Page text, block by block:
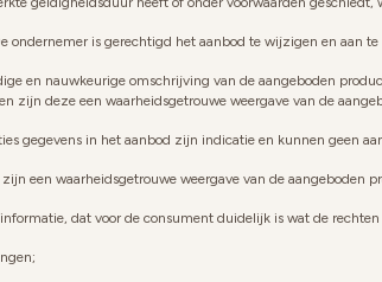
ondernemer is gerechtigd het aanbod te wijzigen en aan te
en nauwkeurige omschrijving van de aangeboden
zijn deze een waarheidsgetrouwe weergave van de
gegevens in het aanbod zijn indicatie en kunnen geen
een waarheidsgetrouwe weergave van de aangeboden
dat voor de consument duidelijk is wat de